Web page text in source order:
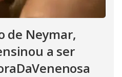
de Neymar,
a ser